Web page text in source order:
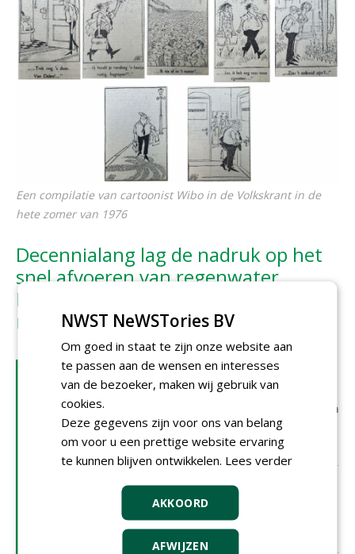
Een compilatie van cartoonist Wibo in de Volkskrant in de
hete zomer van 1976
Decennialang lag de nadruk op het
snel afvoeren van regenwater.
Inmiddels proberen gemeenten juist
meer water vast te houden
LEES OOK
Landelijke coalitie pleit voor
minimumnormen voor groen in
de openbare ruimte
16-06-2026 | NIEUWS
Twee derde van gemeenten
heeft nog geen lokaal
hitteplan
03-06-2026 | NIEUWS
NWST NeWSTories BV
Om goed in staat te zijn onze website aan
te passen aan de wensen en interesses
van de bezoeker, maken wij gebruik van
cookies.
Deze gegevens zijn voor ons van belang
om voor u een prettige website ervaring
te kunnen blijven ontwikkelen. Lees verder
AKKOORD
AFWIJZEN